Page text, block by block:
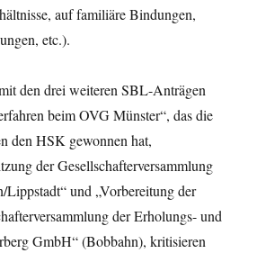
auf familiäre Bindungen,
etc.).
den drei weiteren SBL-Anträgen
beim OVG Münster“, das die
den HSK gewonnen hat,
der Gesellschafterversammlung
Lippstadt“ und „Vorbereitung der
der Erholungs- und
GmbH“ (Bobbahn), kritisieren